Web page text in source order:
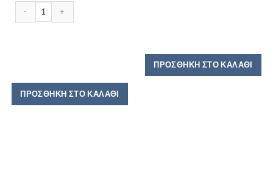
ΠΡΟΣΘΉΚΗ ΣΤΟ ΚΑΛΆΘΙ
ΠΡΟΣΘΉΚΗ ΣΤΟ ΚΑΛΆΘΙ